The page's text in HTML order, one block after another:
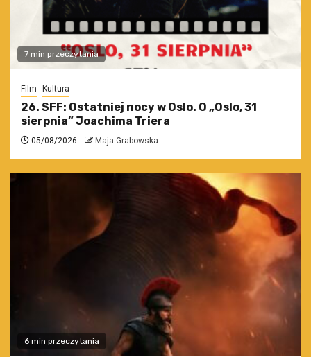
7 min przeczytania
Film Kultura
26. SFF: Ostatniej nocy w Oslo. O „Oslo, 31
sierpnia” Joachima Triera
05/08/2026 Maja Grabowska
6 min przeczytania